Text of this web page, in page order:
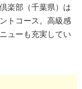
楽部（千葉県）は
トコース。高級感
ューも充実してい